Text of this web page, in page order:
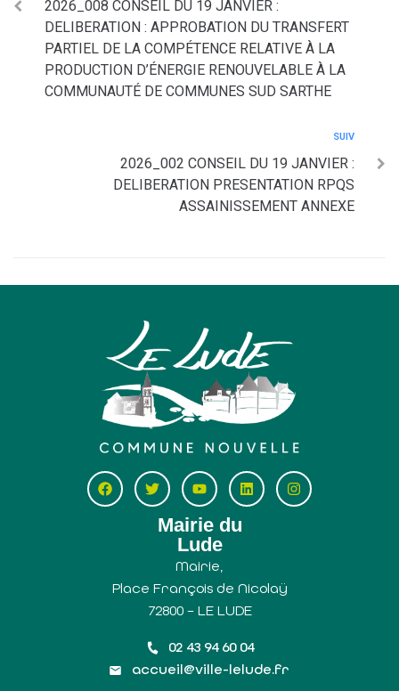
2026_008 CONSEIL DU 19 JANVIER :
DELIBERATION : APPROBATION DU TRANSFERT
PARTIEL DE LA COMPÉTENCE RELATIVE À LA
PRODUCTION D’ÉNERGIE RENOUVELABLE À LA
COMMUNAUTÉ DE COMMUNES SUD SARTHE
SUIV
2026_002 CONSEIL DU 19 JANVIER :
DELIBERATION PRESENTATION RPQS
ASSAINISSEMENT ANNEXE
Mairie du
Lude
Mairie,
Place François de Nicolaÿ
72800 – LE LUDE
02 43 94 60 04
accueil@ville-lelude.fr